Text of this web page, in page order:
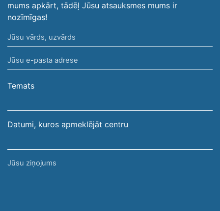
mums apkārt, tādēļ Jūsu atsauksmes mums ir
nozīmīgas!
Jūsu
vārds,
uzvārds
Jūsu
e-
pasta
Temats
Datumi, kuros apmeklējāt centru
Jūsu